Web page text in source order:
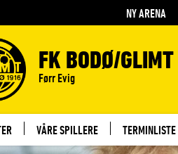
NY ARENA
FK BODØ/GLIMT
Førr Evig
VÅRE SPILLERE TERMINLISTE